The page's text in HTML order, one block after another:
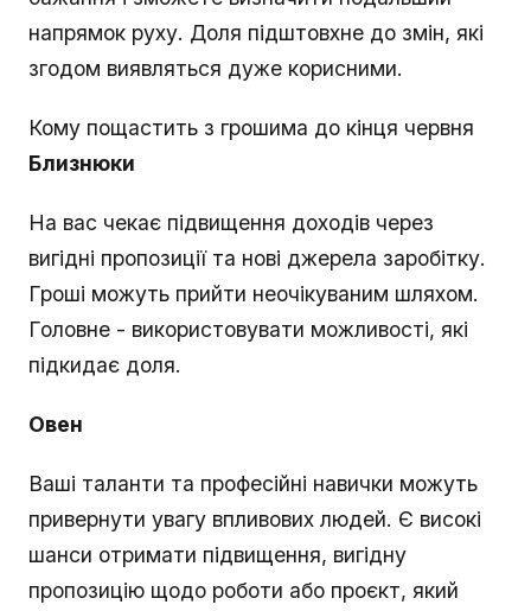
напрямок руху. Доля підштовхне до змін, які
згодом виявляться дуже корисними.
Кому пощастить з грошима до кінця червня
Близнюки
На вас чекає підвищення доходів через
вигідні пропозиції та нові джерела заробітку.
Гроші можуть прийти неочікуваним шляхом.
Головне - використовувати можливості, які
підкидає доля.
Овен
Ваші таланти та професійні навички можуть
привернути увагу впливових людей. Є високі
шанси отримати підвищення, вигідну
пропозицію щодо роботи або проєкт, який